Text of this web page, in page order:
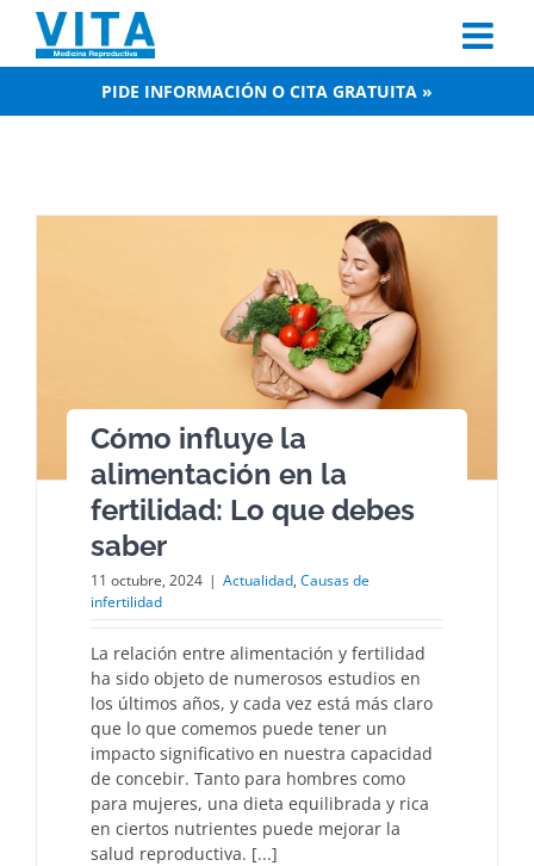
content
PIDE INFORMACIÓN O CITA GRATUITA »
Cómo influye la
alimentación en la
fertilidad: Lo que debes
saber
11 octubre, 2024 | Actualidad, Causas de
infertilidad
La relación entre alimentación y fertilidad
ha sido objeto de numerosos estudios en
los últimos años, y cada vez está más claro
que lo que comemos puede tener un
impacto significativo en nuestra capacidad
de concebir. Tanto para hombres como
para mujeres, una dieta equilibrada y rica
en ciertos nutrientes puede mejorar la
salud reproductiva. [...]